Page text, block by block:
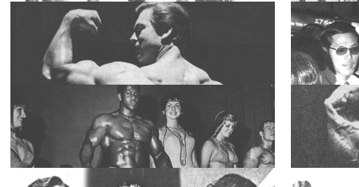
オリバ物語
☆（その４）
"大魔神の半
生"
スペシャ
2018.10.22
★内外一流選
手の食事作戦
③★ シュワル
ツェネガーの
食事法
スペシャ
リスト
2018.10.20
2018.09.09
44歳にしてま
だ発達をつづ
2018.08.30